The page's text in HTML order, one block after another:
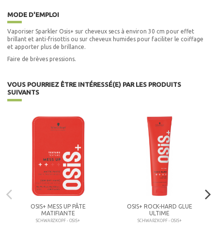
MODE D'EMPLOI
Vaporiser Sparkler Osis+ sur cheveux secs à environ 30 cm pour effet
brillant et anti-frisottis ou sur cheveux humides pour faciliter le coiffage
et apporter plus de brillance.
Faire de brèves pressions.
VOUS POURRIEZ ÊTRE INTÉRESSÉ(E) PAR LES PRODUITS
SUIVANTS
OSIS+ MESS UP PÂTE
MATIFIANTE
SCHWARZKOPF - OSIS+
OSIS+ ROCK-HARD GLUE
ULTIME
SCHWARZKOPF - OSIS+